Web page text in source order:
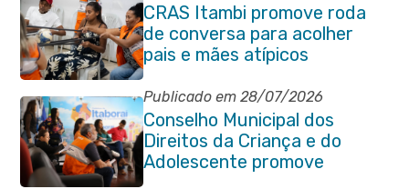
CRAS Itambi promove roda
de conversa para acolher
pais e mães atípicos
Publicado em 28/07/2026
Conselho Municipal dos
Direitos da Criança e do
Adolescente promove
reunião de alinhamento com